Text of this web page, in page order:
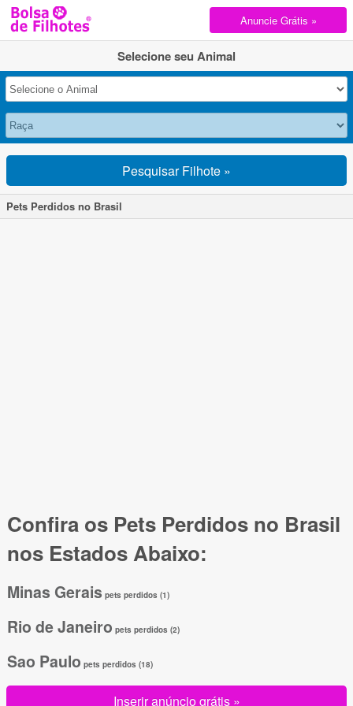
Anuncie Grátis »
Selecione seu Animal
Pesquisar Filhote »
Pets Perdidos no Brasil
Confira os Pets Perdidos no Brasil
nos Estados Abaixo:
Minas Gerais pets perdidos (1)
Rio de Janeiro pets perdidos (2)
Sao Paulo pets perdidos (18)
Inserir anúncio grátis »